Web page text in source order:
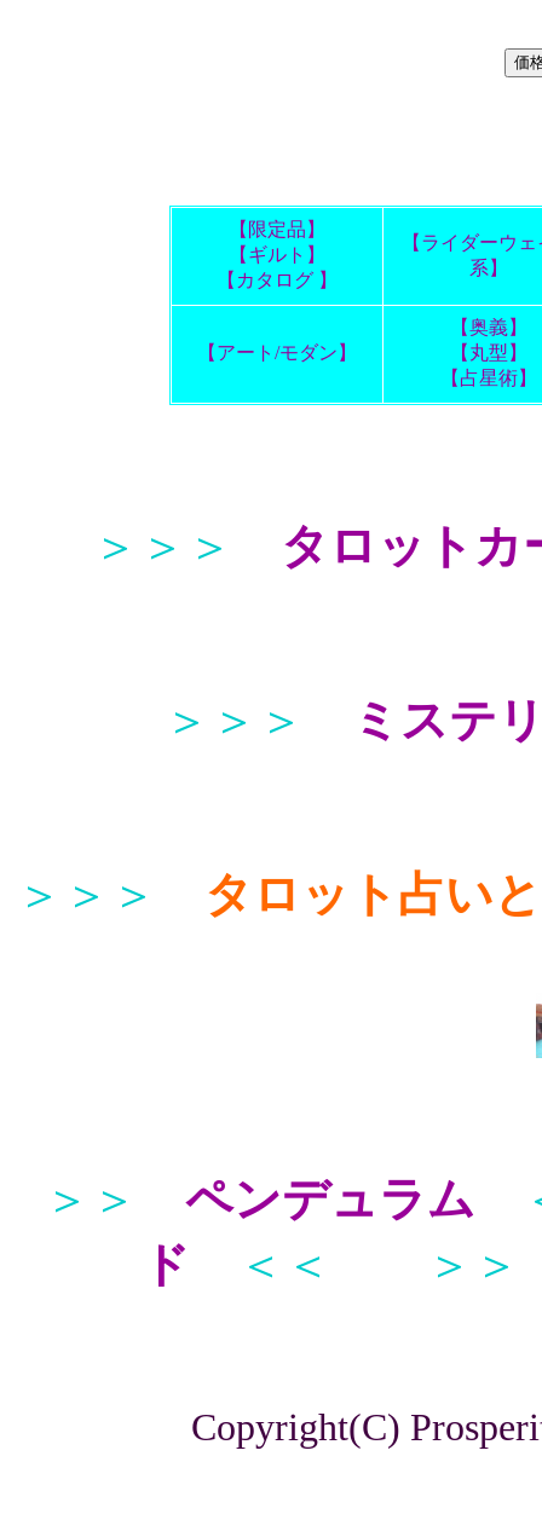
【限定品】
【ギルト】
【カタログ 】
【ライダーウ
系】
【アート/モダン】
【奥義】
【丸型】
【占星術】
＞＞＞ タロットカ
＞＞＞ ミステ
＞＞＞ タロット占い
＞＞ ペンデュラム
ド
＜＜ ＞＞
Copyright(C)